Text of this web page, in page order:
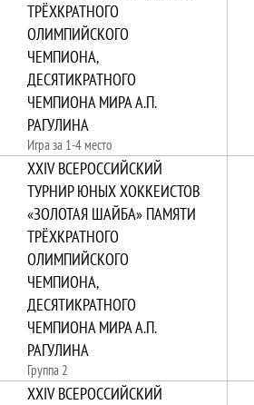
ТРЁХКРАТНОГО
ОЛИМПИЙСКОГО
ЧЕМПИОНА,
ДЕСЯТИКРАТНОГО
ЧЕМПИОНА МИРА А.П.
РАГУЛИНА
Игра за 1-4 место
XXIV ВСЕРОССИЙСКИЙ
ТУРНИР ЮНЫХ ХОККЕИСТОВ
«ЗОЛОТАЯ ШАЙБА» ПАМЯТИ
ТРЁХКРАТНОГО
ОЛИМПИЙСКОГО
ЧЕМПИОНА,
ДЕСЯТИКРАТНОГО
ЧЕМПИОНА МИРА А.П.
РАГУЛИНА
Группа 2
XXIV ВСЕРОССИЙСКИЙ